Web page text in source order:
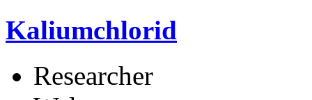
Kaliumchlorid
Researcher